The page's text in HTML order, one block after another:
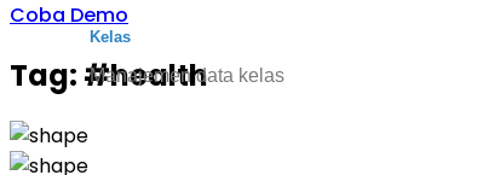
Kelas
Manajemen data kelas
Coba Demo
Tag: #health